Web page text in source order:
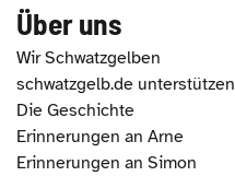
Über uns
Wir Schwatzgelben
schwatzgelb.de unterstützen
Die Geschichte
Erinnerungen an Arne
Erinnerungen an Simon